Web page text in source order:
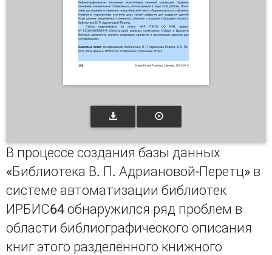
В процессе создания базы данных
«Библиотека В. П. Адриановой-Перетц» в
системе автоматизации библиотек
ИРБИС64 обнаружился ряд проблем в
области библиографического описания
книг этого разделённого книжного